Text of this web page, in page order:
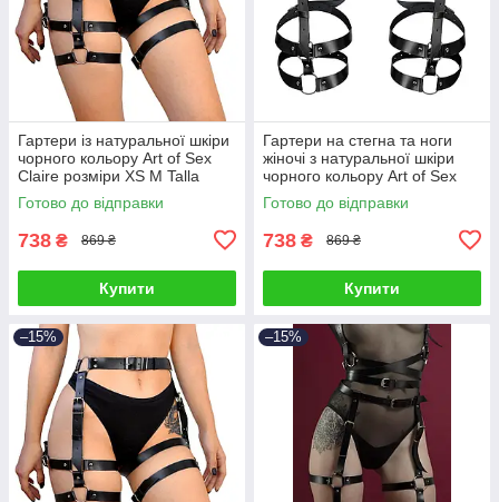
Гартери із натуральної шкіри
чорного кольору Art of Sex
Claire розміри XS М Talla
Готово до відправки
738 ₴ 869 ₴
Купити
Гартери на стегна та ноги
жіночі з натуральної шкіри
чорного кольору Art of Sex
Melani розміри L 2XL Talla
Готово до відправки
738 ₴ 869 ₴
Купити
–15% –15%